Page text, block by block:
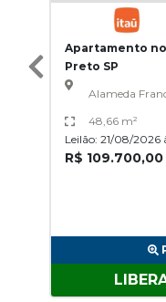
Apartamento
Preto SP
Alameda
48,66 m²
Leilão: 21/08/2026
R$ 109.700,00